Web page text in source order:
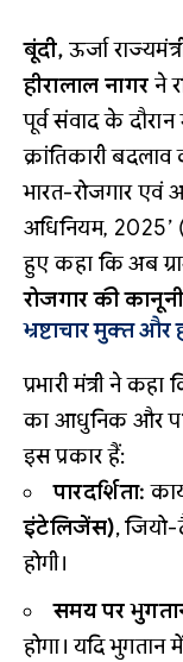
बूंदी, ऊर्जा
हीरालाल नागर ने
पूर्व संवाद के
क्रांतिकारी
भारत-रोजगार एवं
अधिनियम, 2025’
हुए कहा कि अब
रोजगार की
भ्रष्टाचार मुक्त और
प्रभारी मंत्री ने
का आधुनिक और
इस प्रकार हैं:
पारदर्शिता:
इंटेलिजेंस),
होगी।
समय पर
होगा। यदि भुगतान